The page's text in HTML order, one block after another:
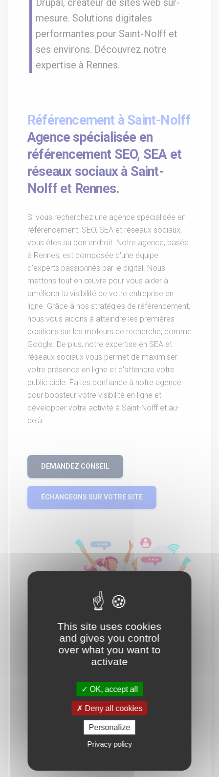
Drupal, créateur de sites web sur-
mesure. Solutions digitales
performantes pour Saint-Nolff et
ses environs. Découvrez notre
expertise à Rennes.
Référencement à Saint-Nolff
Agence spécialisée en
référencement SEO, SEA et
réseaux sociaux à Saint-
Nolff et Rennes.
Si vous recherchez une agence spécialisée en
référencement, SEO, SEA et réseaux sociaux,
vous êtes au bon endroit. Notre agence, basée
à Rennes, est composée d'une équipe
d'experts passionnés par le digital. Nous
mettons tout en œuvre pour vous aider à
améliorer la visibilité de votre entreprise en
ligne. Grâce à nos stratégies de référencement,
nous vous aidons à atteindre les premières
positions sur les moteurs de recherche, comme
Google. De plus, notre expertise en SEA et
réseaux sociaux vous permet de maximiser
votre présence en ligne et d'atteindre votre
public cible. Faites confiance à notre agence
pour boosteur votre visibilité en ligne et
développer votre activité à Saint-Nolff et au-
delà.
DEMANDEZ CONSEIL
ÉCHANGEONS SUR VOTRE SITE
This site uses cookies
and gives you control
over what you want to
activate
OK, accept all
Deny all cookies
Personalize
Privacy policy